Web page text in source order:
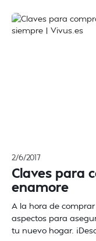
2/6/2017
Claves para
enamore
A la hora de
aspectos para
tu nuevo hogar.